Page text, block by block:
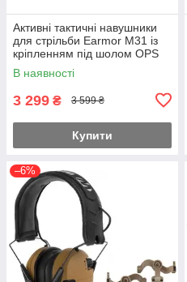
Активні тактичні навушники
для стрільби Earmor М31 із
кріпленням під шолом OPS
Core (чебурашка) Чорний
В наявності
3 299 ₴ 3 599 ₴
Купити
–6%